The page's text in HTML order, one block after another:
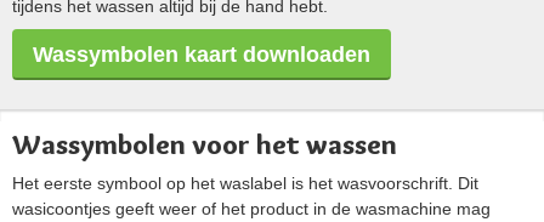
tijdens het wassen altijd bij de hand hebt.
Wassymbolen kaart downloaden
Wassymbolen voor het wassen
Het eerste symbool op het waslabel is het wasvoorschrift. Dit
wasicoontjes geeft weer of het product in de wasmachine mag